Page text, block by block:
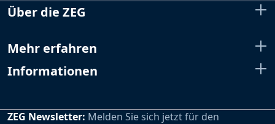
Über die ZEG
Mehr erfahren
Informationen
ZEG Newsletter: Melden Sie sich jetzt für den